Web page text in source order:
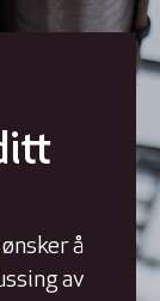
å
av